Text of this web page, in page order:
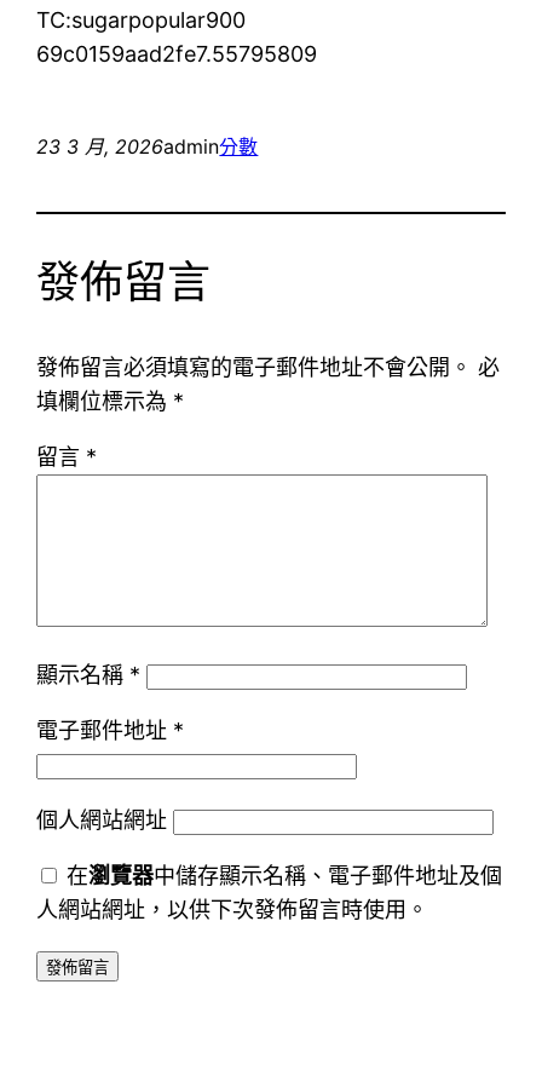
TC:sugarpopular900
69c0159aad2fe7.55795809
23 3 月, 2026admin分數
發佈留言
發佈留言必須填寫的電子郵件地址不會公開。 必
填欄位標示為 *
留言 *
顯示名稱 *
電子郵件地址 *
個人網站網址
在瀏覽器中儲存顯示名稱、電子郵件地址及個
人網站網址，以供下次發佈留言時使用。